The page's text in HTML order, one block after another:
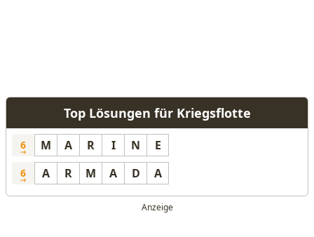
Top Lösungen für Kriegsflotte
6 M A R I N E
6 A R M A D A